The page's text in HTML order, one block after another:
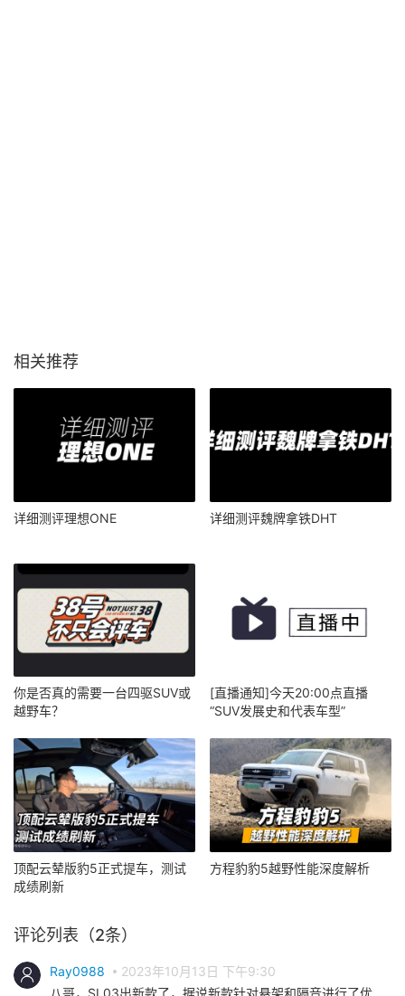
相关推荐
详细测评理想ONE 详细测评魏牌拿铁DHT
你是否真的需要一台四驱SUV或
越野车？
[直播通知]今天20:00点直播
“SUV发展史和代表车型”
顶配云辇版豹5正式提车，测试
成绩刷新
方程豹豹5越野性能深度解析
评论列表（2条）
Ray0988
2023年10月13日 下午9:30
八哥，SL03出新款了，据说新款针对悬架和隔音进行了优